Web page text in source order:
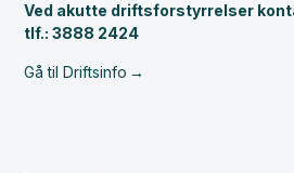
Ved akutte driftsforstyrrelser
tlf.: 3888 2424
Gå til Driftsinfo